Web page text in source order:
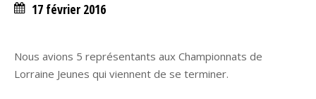
17 février 2016
Nous avions 5 représentants aux Championnats de
Lorraine Jeunes qui viennent de se terminer.